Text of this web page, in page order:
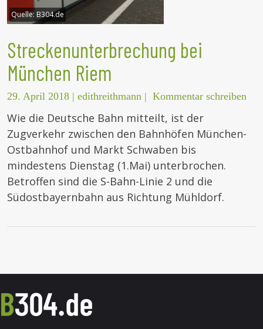
Quelle: B304.de
Streckenunterbrechung bei
München Riem
29. April 2018 | edithreithmann | Kommentar schreiben
Wie die Deutsche Bahn mitteilt, ist der
Zugverkehr zwischen den Bahnhöfen München-
Ostbahnhof und Markt Schwaben bis
mindestens Dienstag (1.Mai) unterbrochen.
Betroffen sind die S-Bahn-Linie 2 und die
Südostbayernbahn aus Richtung Mühldorf.